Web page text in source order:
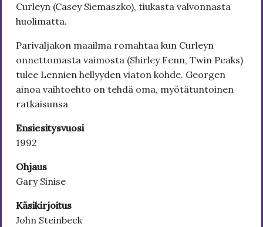
Curleyn (Casey Siemaszko), tiukasta valvonnasta
huolimatta.
Parivaljakon maailma romahtaa kun Curleyn
onnettomasta vaimosta (Shirley Fenn, Twin Peaks)
tulee Lennien hellyyden viaton kohde. Georgen
ainoa vaihtoehto on tehdä oma, myötätuntoinen
ratkaisunsa
Ensiesitysvuosi
1992
Ohjaus
Gary Sinise
Käsikirjoitus
John Steinbeck